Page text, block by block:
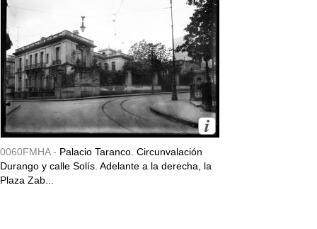
0060FMHA - Palacio Taranco. Circunvalación
Durango y calle Solís. Adelante a la derecha, la
Plaza Zab...